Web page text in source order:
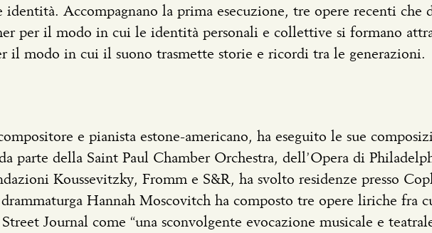
identità. Accompagnano la prima esecuzione, tre opere recenti che
per il modo in cui le identità personali e collettive si formano
il modo in cui il suono trasmette storie e ricordi tra le generazioni.
e pianista estone-americano, ha eseguito le sue
parte della Saint Paul Chamber Orchestra, dell’Opera di
Koussevitzky, Fromm e S&R, ha svolto residenze presso
Hannah Moscovitch ha composto tre opere liriche fra
Journal come “una sconvolgente evocazione musicale e